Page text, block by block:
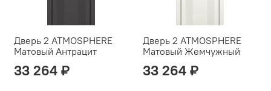
Дверь 2 ATMOSPHERE
Матовый Антрацит
33 264 ₽
Дверь 2 ATMOSPHERE
Матовый Жемчужный
33 264 ₽